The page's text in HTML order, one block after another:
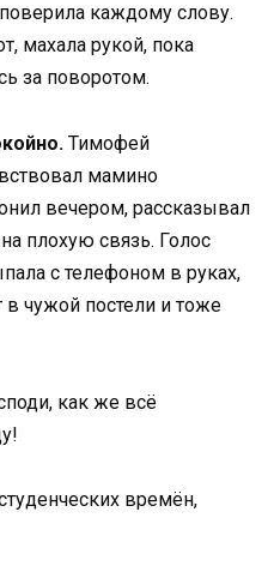
каждому слову.
махала рукой, пока
за поворотом.
Тимофей
мамино
вечером, рассказывал
плохую связь. Голос
с телефоном в руках,
в чужой постели и тоже
как же всё
времён,